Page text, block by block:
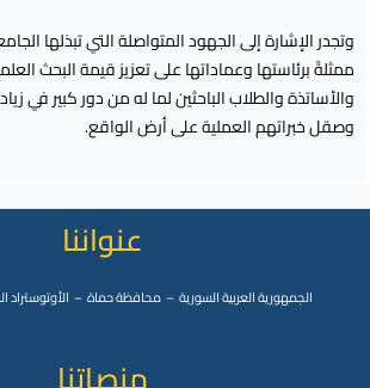
وتجدر الإشارة إلى الجهود المتواصلة التي تبذلها
ممثلةً برئاستها وعماداتها على تعزيز قيمة البحث
والأساتذة والطلاب الباحثين لما له من دور كبير في
وصقل خبراتهم العملية على أرض الواقع.
عنواننا
الجمهورية العربية السورية – محافظة حماة –